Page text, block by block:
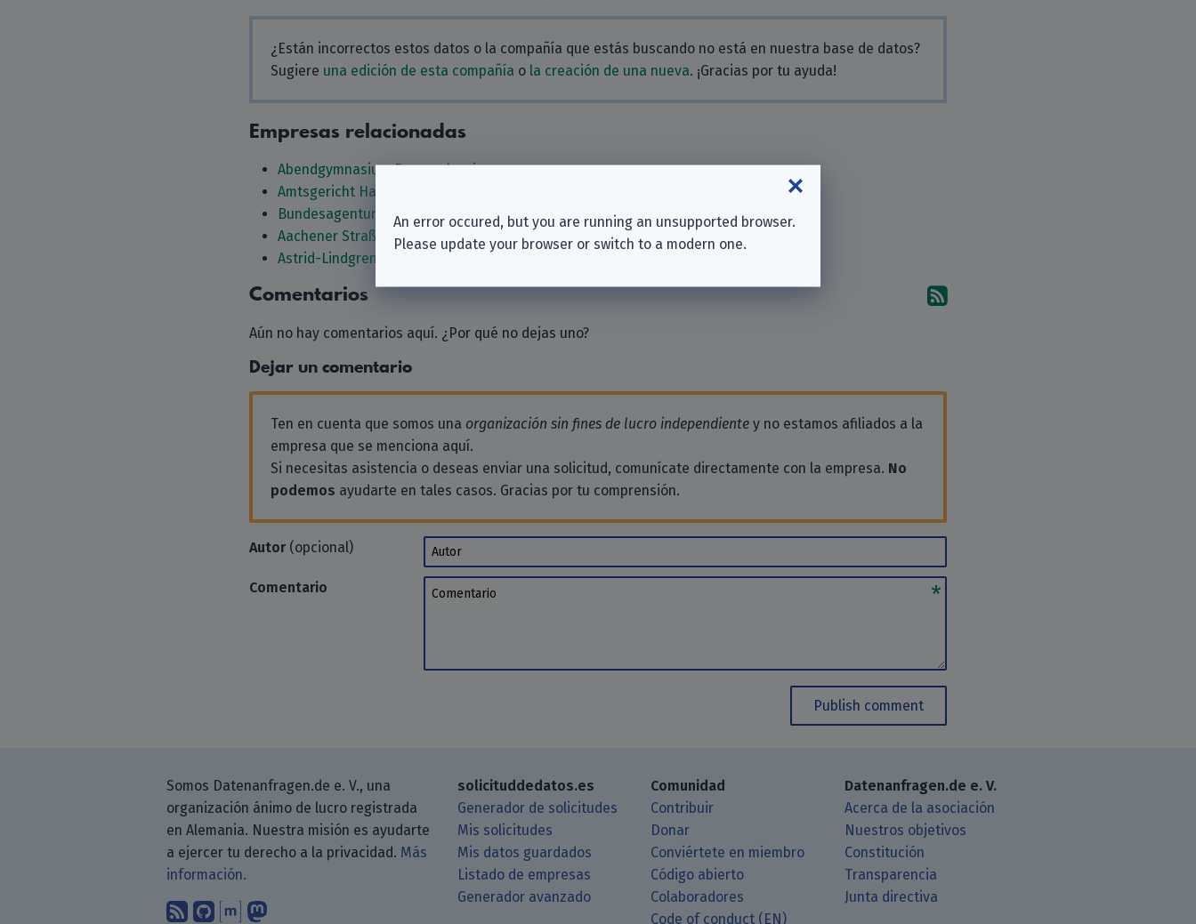
¿Están incorrectos estos datos o la compañía que estás buscando no está en nuestra base de datos?
Sugiere una edición de esta compañía o la creación de una nueva. ¡Gracias por tu ayuda!
Empresas relacionadas
Abendgymnasium Braunschweig
Amtsgericht Hagen
Bundesagentur für Arbeit (BA)
Aachener Straßenbahn- und Energieversorgungs-AG (ASEAG)
Astrid-Lindgren-Schule Braunschweig
Comentarios Suscríbete a los
Aún no hay comentarios aquí. ¿Por qué no dejas uno?
Dejar un comentario
Ten en cuenta que somos una organización sin fines de lucro independiente y no estamos afiliados a la
empresa que se menciona aquí.
Si necesitas asistencia o deseas enviar una solicitud, comunícate directamente con la empresa. No
podemos ayudarte en tales casos. Gracias por tu comprensión.
Autor(opcional) Autor
Comentario Comentario
Publish comment
Somos Datenanfragen.de e. V., una
organización ánimo de lucro registrada
en Alemania. Nuestra misión es ayudarte
a ejercer tu derecho a la privacidad. Más
información.
Suscríbete a nuestro blog a través de tu lector de RSS
Encuéntranos en GitHub
Encuéntranos en Matrix
Sígenos en Mastodon
solicituddedatos.es
Generador de solicitudes
Mis solicitudes
Mis datos guardados
Listado de empresas
Generador avanzado
Comunidad
Contribuir
Donar
Conviértete en miembro
Código abierto
Colaboradores
Code of conduct (EN)
Datenanfragen.de e. V.
Acerca de la asociación
Nuestros objetivos
Constitución
Transparencia
Junta directiva
An error occured, but you are running an unsupported browser.
Please update your browser or switch to a modern one.